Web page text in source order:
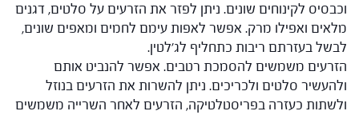
וכבסיס לקינוחים שונים. ניתן לפזר את הזרעים על סלטים, דגנים
מלאים ואפילו מרק. אפשר לאפות עימם לחמים ומאפים שונים,
לבשל בעזרתם ריבות כתחליף לג'לטין.
הזרעים משמשים להסמכת רטבים. אפשר להנביט אותם
ולהעשיר סלטים ולכריכים. ניתן להשרות את הזרעים בנוזל
ולשתות כעזרה בפריסטלטיקה, הזרעים לאחר השרייה משמשים